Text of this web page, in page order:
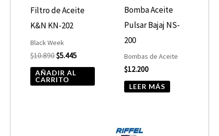
Filtro de Aceite
K&N KN-202
Black Week
$10.890$5.445
AÑADIR AL
CARRITO
Bomba Aceite
Pulsar Bajaj NS-
200
Bombas de Aceite
$12.200
LEER MÁS